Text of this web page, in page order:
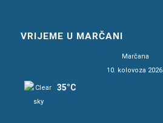
VRIJEME U MARČANI
Marčana
10. kolovoza 2026.
35°C